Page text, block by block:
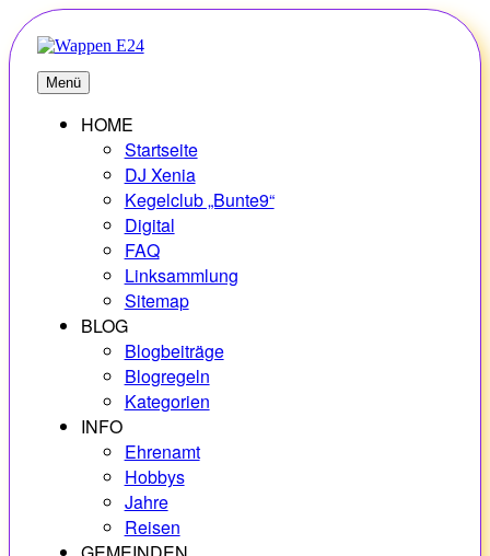
Zum
Inhalt
springen
E24
Erlebnisse – Hobbys – Vielfalt
Menü
HOME
Startseite
DJ Xenia
Kegelclub „Bunte9“
Digital
FAQ
Linksammlung
Sitemap
BLOG
Blogbeiträge
Blogregeln
Kategorien
INFO
Ehrenamt
Hobbys
Jahre
Reisen